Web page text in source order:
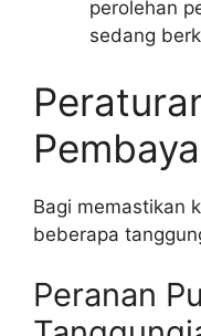
perolehan
sedang
Bagi memastikan
beberapa
Peranan